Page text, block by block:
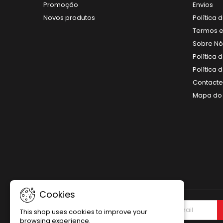
Promoção
Novos produtos
Envios
Política
Termos
Sobre
Política
Política
Mapa do
Cookies
This shop uses cookies to improve your
browsing experience.
NEWSLETTER